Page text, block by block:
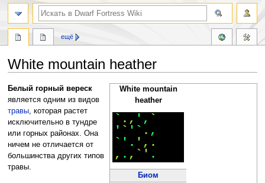
White mountain heather
Перейти
к
навигации
Перейти
к
поиску
White mountain
heather
` . , ' , `
' ` ' ` . ,
` ' . ' , .
, . , ` ' .
Биом
Белый горный вереск
является одним из видов
травы, которая растет
исключительно в тундре
или горных районах. Она
ничем не отличается от
большинства других типов
травы.
ещё
поиск